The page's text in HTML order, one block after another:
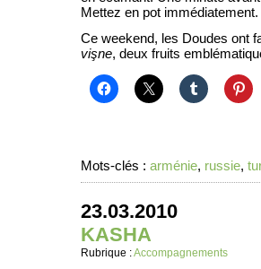
Mettez en pot immédiatement.
Ce weekend, les Doudes ont
vişne, deux fruits
Mots-clés : arménie, russie,
23.03.2010
KASHA
Rubrique :Accompagnements